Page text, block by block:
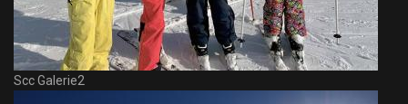
Scc Galerie2